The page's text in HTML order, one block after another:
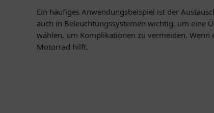
Ein häufiges Anwendungsbeispiel ist der
auch in Beleuchtungssystemen wichtig, um eine
wählen, um Komplikationen zu vermeiden. Wenn
Motorrad hilft.